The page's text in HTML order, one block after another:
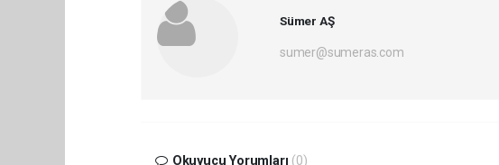
Sümer AŞ
sumer@sumeras.com
Okuyucu Yorumları (0)